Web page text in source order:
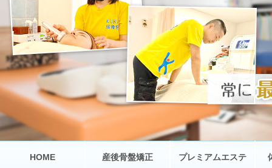
HOME 産後骨盤矯正 プレミアムエステ